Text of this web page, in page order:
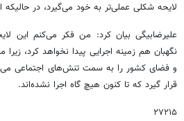
لایحه شکلی عملی‌تر به خود می‌گیرد، در
علیرضابیگی بیان کرد: من فکر می‌کنم این
نگهبان هم زمینه اجرایی پیدا نخواهد کرد،
و فضای کشور را به سمت تنش‌های اجتماعی می‌برد
قرار گیرد که تا کنون هیچ گاه اجرا نشده‌اند.
۲۷۲۱۵